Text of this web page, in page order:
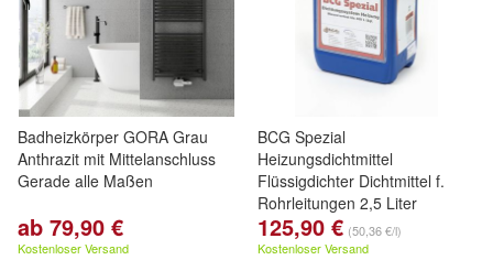
Badheizkörper GORA Grau
Anthrazit mit Mittelanschluss
Gerade alle Maßen
ab 79,90 €
Kostenloser Versand
BCG Spezial
Heizungsdichtmittel
Flüssigdichter Dichtmittel f.
Rohrleitungen 2,5 Liter
125,90 € (50,36 €/l)
Kostenloser Versand